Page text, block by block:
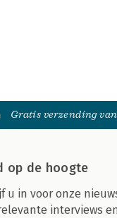
Gratis verzending
op de hoogte
u in voor onze
interviews